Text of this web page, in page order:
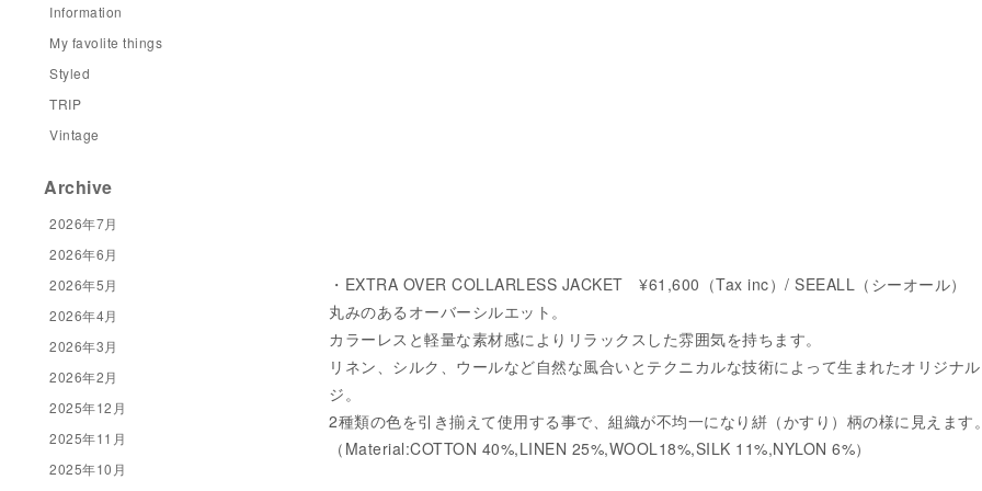
・EXTRA OVER COLLARLESS JACKET ¥61,600（Tax inc）/ SEEALL（シーオール）
丸みのあるオーバーシルエット。
カラーレスと軽量な素材感によりリラックスした雰囲気を持ちます。
リネン、シルク、ウールなど自然な風合いとテクニカルな技術によって生まれたオリジナ
ジ。
2種類の色を引き揃えて使用する事で、組織が不均一になり絣（かすり）柄の様に見えます。
（Material:COTTON 40%,LINEN 25%,WOOL18%,SILK 11%,NYLON 6%）
Information
My favolite things
Styled
TRIP
Vintage
Archive
2026年7月
2026年6月
2026年5月
2026年4月
2026年3月
2026年2月
2025年12月
2025年11月
2025年10月